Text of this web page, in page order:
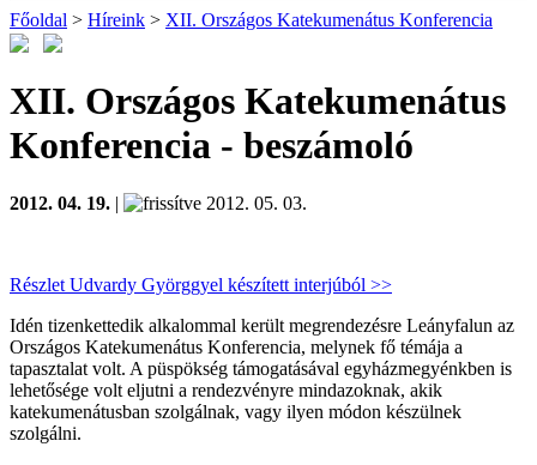
Főoldal > Híreink > XII. Országos Katekumenátus Konferencia
XII. Országos Katekumenátus
Konferencia - beszámoló
2012. 04. 19. | 2012. 05. 03.
Részlet Udvardy Györggyel készített interjúból >>
Idén tizenkettedik alkalommal került megrendezésre Leányfalun az
Országos Katekumenátus Konferencia, melynek fő témája a
tapasztalat volt. A püspökség támogatásával egyházmegyénkben is
lehetősége volt eljutni a rendezvényre mindazoknak, akik
katekumenátusban szolgálnak, vagy ilyen módon készülnek
szolgálni.